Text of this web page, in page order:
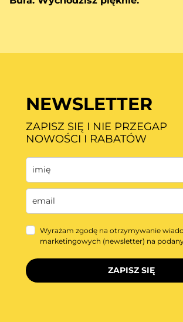
NEWSLETTER
ZAPISZ SIĘ I NIE PRZEGAP
NOWOŚCI I RABATÓW
Wyrażam zgodę na otrzymywanie
marketingowych (newsletter) na
ZAPISZ SIĘ